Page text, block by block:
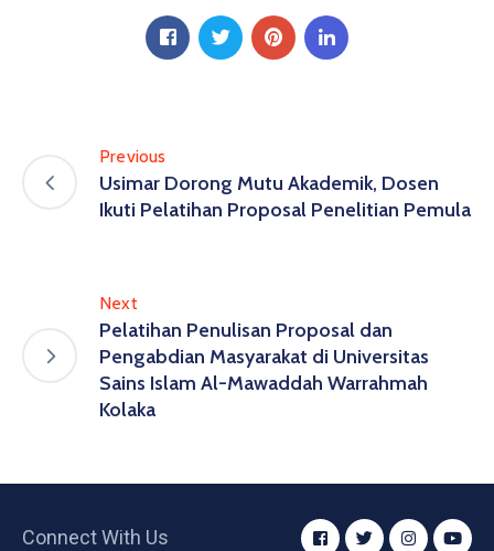
Previous
Usimar Dorong Mutu Akademik, Dosen
Ikuti Pelatihan Proposal Penelitian Pemula
Next
Pelatihan Penulisan Proposal dan
Pengabdian Masyarakat di Universitas
Sains Islam Al-Mawaddah Warrahmah
Kolaka
Connect With Us